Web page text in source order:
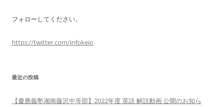
フォローしてください。
https://twitter.com/infokeio
最近の投稿
【慶應義塾湘南藤沢中等部】2022年度 英語 解説動画 公開のお知ら